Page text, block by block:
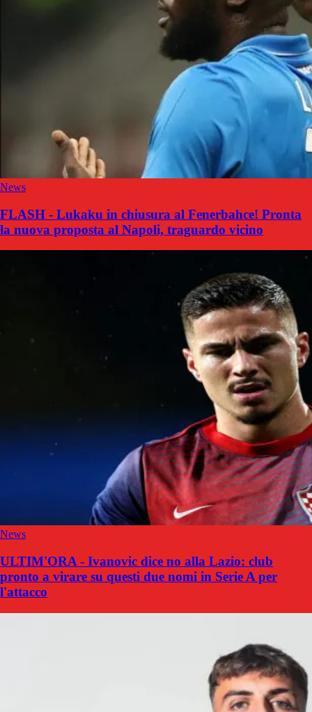
News
FLASH - Lukaku in chiusura al Fenerbahce! Pronta
la nuova proposta al Napoli, traguardo vicino
News
ULTIM'ORA - Ivanovic dice no alla Lazio: club
pronto a virare su questi due nomi in Serie A per
l'attacco